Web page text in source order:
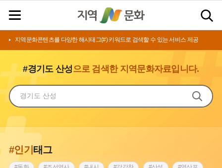
지역문화콘텐츠를 다양한 해시태그(#) 키워드로 검색할 수 있는 서비스 제공
#경기도 산성으로 검색한 지역문화자료입니다.
#인기태그